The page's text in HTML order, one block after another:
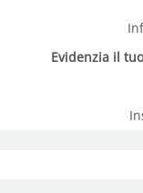
Evidenzia il